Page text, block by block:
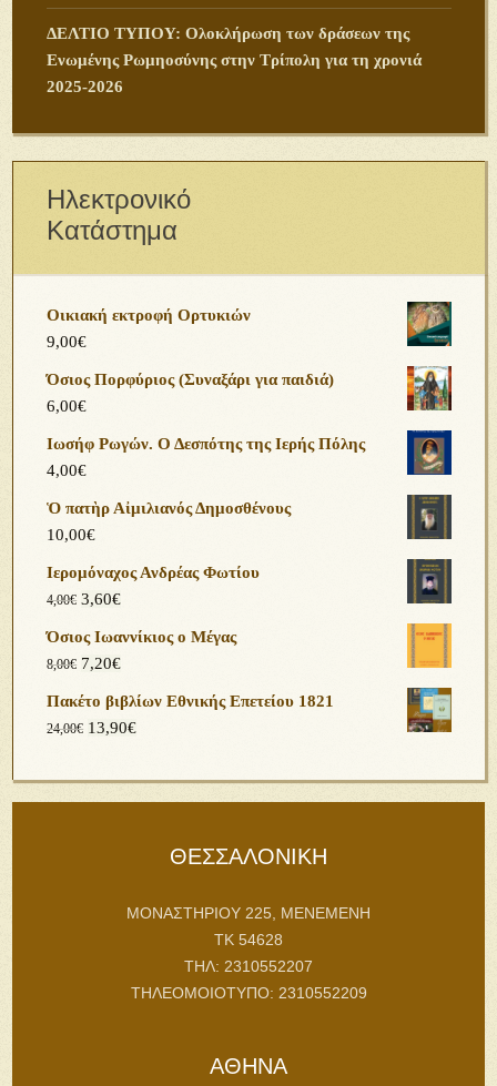
ΔΕΛΤΙΟ ΤΥΠΟΥ: Ολοκλήρωση των δράσεων της
Ενωμένης Ρωμηοσύνης στην Τρίπολη για τη χρονιά
2025-2026
Ηλεκτρονικό
Κατάστημα
Οικιακή εκτροφή Ορτυκιών
9,00€
Όσιος Πορφύριος (Συναξάρι για παιδιά)
6,00€
Ιωσήφ Ρωγών. Ο Δεσπότης της Ιερής Πόλης
4,00€
Ὁ πατὴρ Αἰμιλιανός Δημοσθένους
10,00€
Ιερομόναχος Ανδρέας Φωτίου
4,00€ 3,60€
Όσιος Ιωαννίκιος ο Μέγας
8,00€ 7,20€
Πακέτο βιβλίων Εθνικής Επετείου 1821
24,00€ 13,90€
ΘΕΣΣΑΛΟΝΙΚΗ
ΜΟΝΑΣΤΗΡΙΟΥ 225, ΜΕΝΕΜΕΝΗ
ΤΚ 54628
ΤΗΛ: 2310552207
ΤΗΛΕΟΜΟΙΟΤΥΠΟ: 2310552209
ΑΘΗΝΑ